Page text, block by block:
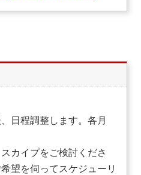
日程調整します。各月
カイプをご検討くださ
望を伺ってスケジューリ